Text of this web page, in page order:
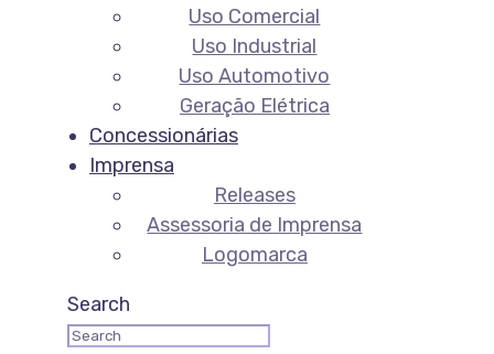
Uso Comercial
Uso Industrial
Uso Automotivo
Geração Elétrica
Concessionárias
Imprensa
Releases
Assessoria de Imprensa
Logomarca
Search